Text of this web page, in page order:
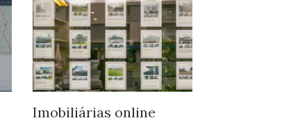
Imobiliárias online